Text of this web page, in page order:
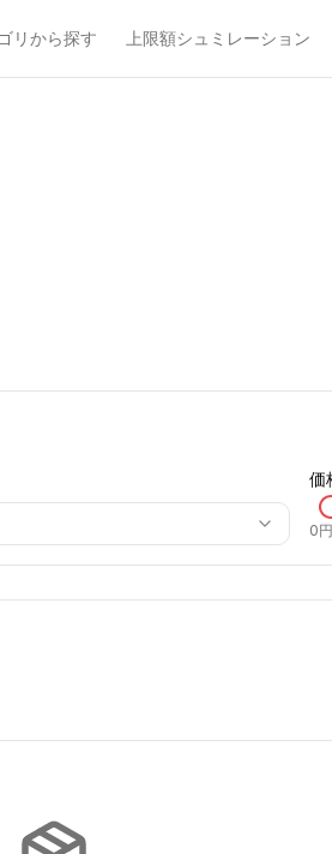
リから探す 上限額シュミレーション
価
0円